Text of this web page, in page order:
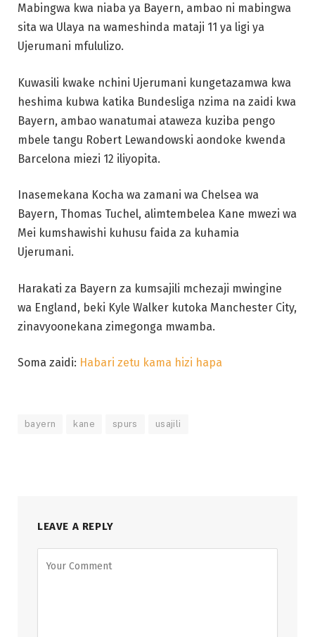
Mabingwa kwa niaba ya Bayern, ambao ni mabingwa
sita wa Ulaya na wameshinda mataji 11 ya ligi ya
Ujerumani mfululizo.
Kuwasili kwake nchini Ujerumani kungetazamwa kwa
heshima kubwa katika Bundesliga nzima na zaidi kwa
Bayern, ambao wanatumai ataweza kuziba pengo
mbele tangu Robert Lewandowski aondoke kwenda
Barcelona miezi 12 iliyopita.
Inasemekana Kocha wa zamani wa Chelsea wa
Bayern, Thomas Tuchel, alimtembelea Kane mwezi wa
Mei kumshawishi kuhusu faida za kuhamia
Ujerumani.
Harakati za Bayern za kumsajili mchezaji mwingine
wa England, beki Kyle Walker kutoka Manchester City,
zinavyoonekana zimegonga mwamba.
Soma zaidi: Habari zetu kama hizi hapa
bayern kane spurs usajili
LEAVE A REPLY